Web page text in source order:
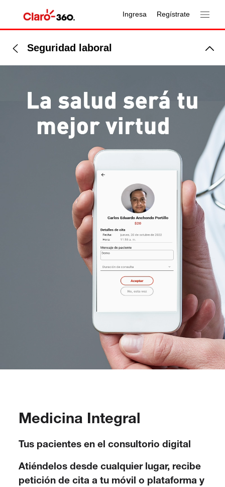
Ingresa Regístrate
Seguridad laboral
Medicina Integral
Tus pacientes en el consultorio digital
Atiéndelos desde cualquier lugar, recibe
petición de cita a tu móvil o plataforma y